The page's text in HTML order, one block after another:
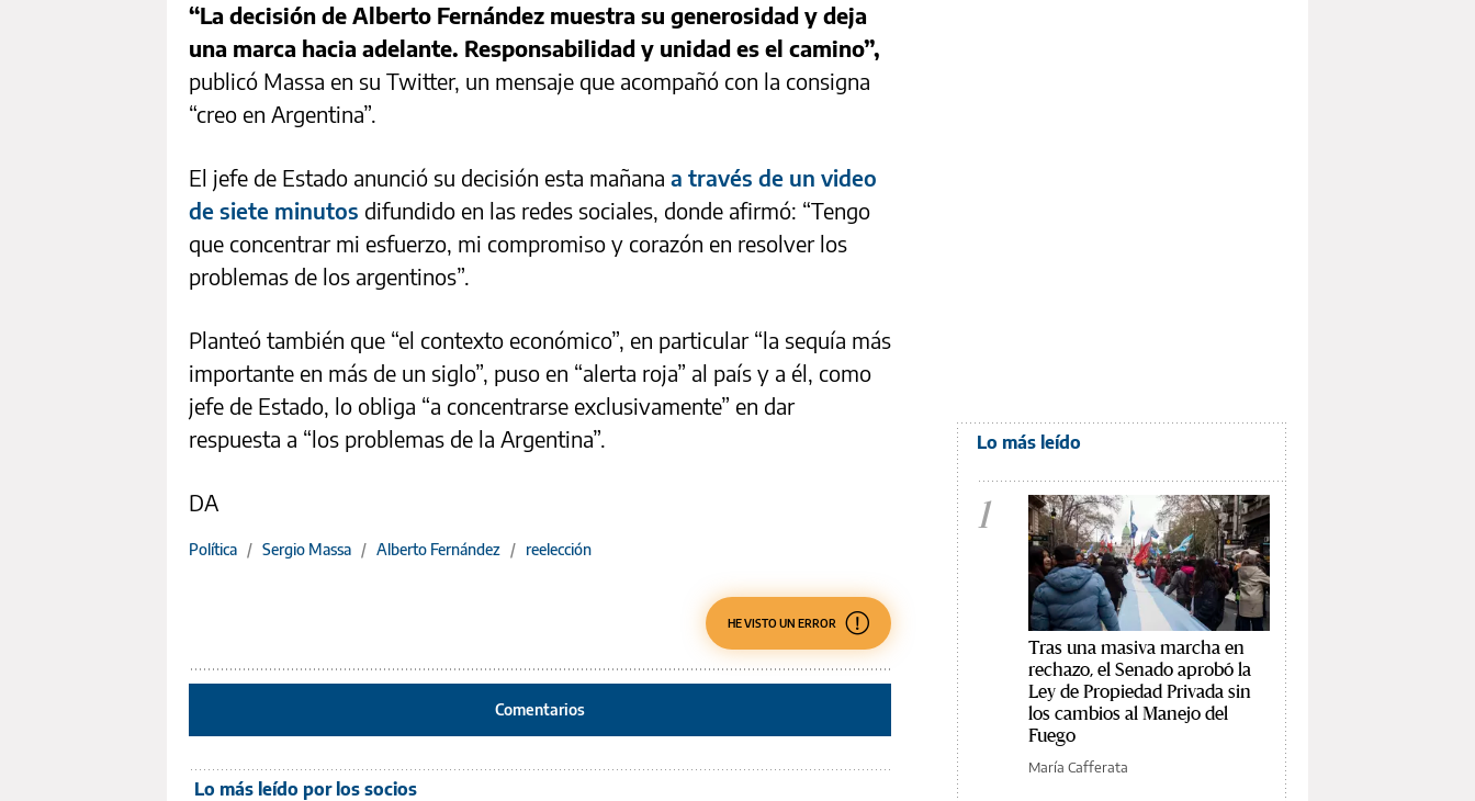
“La decisión de Alberto Fernández muestra su generosidad y deja
una marca hacia adelante. Responsabilidad y unidad es el camino”,
publicó Massa en su Twitter, un mensaje que acompañó con la consigna
“creo en Argentina”.
El jefe de Estado anunció su decisión esta mañana a través de un video
de siete minutos difundido en las redes sociales, donde afirmó: “Tengo
que concentrar mi esfuerzo, mi compromiso y corazón en resolver los
problemas de los argentinos”.
Planteó también que “el contexto económico”, en particular “la sequía más
importante en más de un siglo”, puso en “alerta roja” al país y a él, como
jefe de Estado, lo obliga “a concentrarse exclusivamente” en dar
respuesta a “los problemas de la Argentina”.
DA
Política / Sergio Massa / Alberto Fernández / reelección
HE VISTO UN ERROR
Comentarios
Lo más leído por los socios
Lo más leído
1
Tras una masiva marcha en
rechazo, el Senado aprobó la
Ley de Propiedad Privada sin
los cambios al Manejo del
Fuego
María Cafferata